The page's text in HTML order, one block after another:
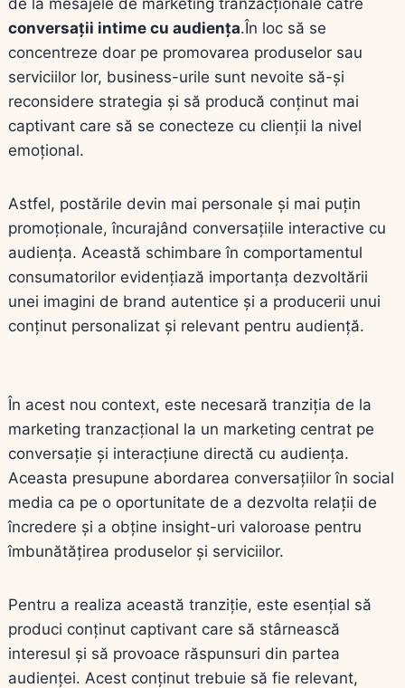
conversații intime cu audiența.În loc să se
concentreze doar pe promovarea produselor sau
serviciilor lor, business-urile sunt nevoite să-și
reconsidere strategia și să producă conținut mai
captivant care să se conecteze cu clienții la nivel
emoțional.
Astfel, postările devin mai personale și mai puțin
promoționale, încurajând conversațiile interactive cu
audiența. Această schimbare în comportamentul
consumatorilor evidențiază importanța dezvoltării
unei imagini de brand autentice și a producerii unui
conținut personalizat și relevant pentru audiență.
În acest nou context, este necesară tranziția de la
marketing tranzacțional la un marketing centrat pe
conversație și interacțiune directă cu audiența.
Aceasta presupune abordarea conversațiilor în social
media ca pe o oportunitate de a dezvolta relații de
încredere și a obține insight-uri valoroase pentru
îmbunătățirea produselor și serviciilor.
Pentru a realiza această tranziție, este esențial să
produci conținut captivant care să stârnească
interesul și să provoace răspunsuri din partea
audienței. Acest conținut trebuie să fie relevant,